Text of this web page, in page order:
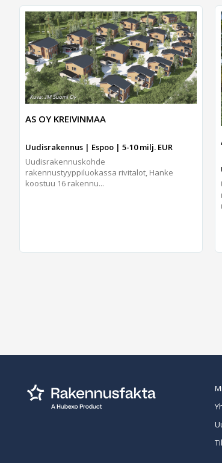
AS OY KREIVINMAA
Uudisrakennus | Espoo | 5-10 milj. EUR
Uudisrakennuskohde
rakennustyyppiluokassa rivitalot, Hanke
koostuu 16 rakennu...